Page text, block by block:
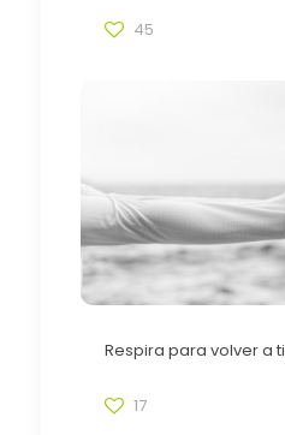
45
Respira para volver a ti
17